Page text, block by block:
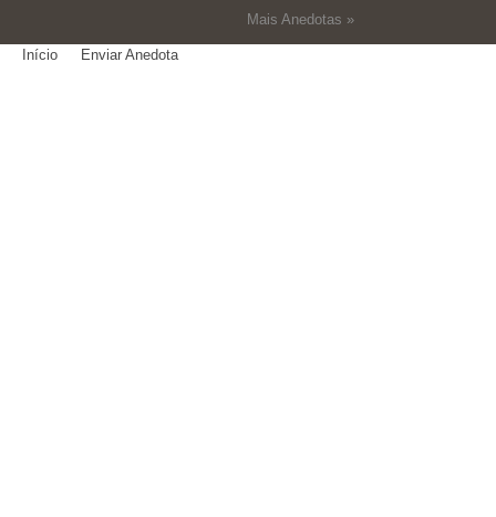
Mais Anedotas »
Início Enviar Anedota